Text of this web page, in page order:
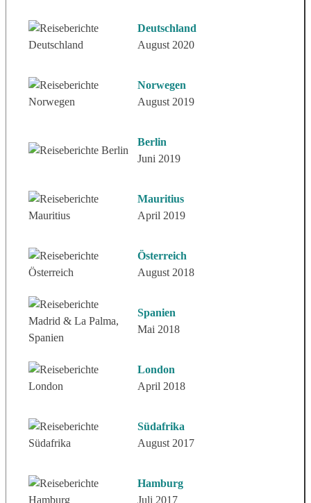
Deutschland
August 2020
Norwegen
August 2019
Berlin
Juni 2019
Mauritius
April 2019
Österreich
August 2018
Spanien
Mai 2018
London
April 2018
Südafrika
August 2017
Hamburg
Juli 2017